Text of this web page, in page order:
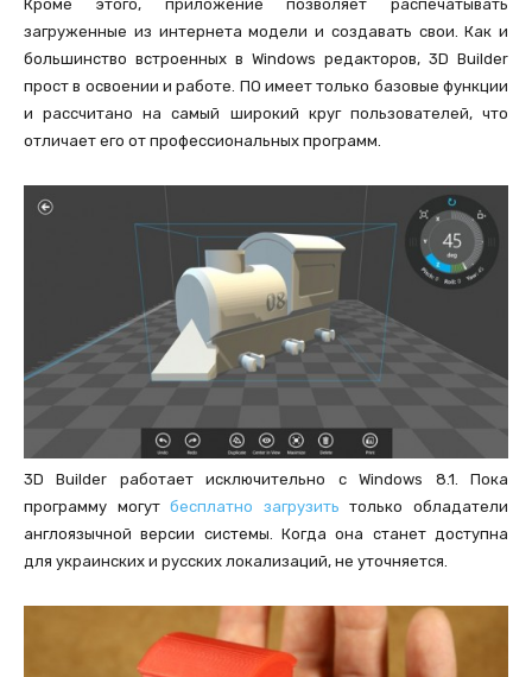
Кроме этого, приложение позволяет распечатывать
загруженные из интернета модели и создавать свои. Как и
большинство встроенных в Windows редакторов, 3D Builder
прост в освоении и работе. ПО имеет только базовые функции
и рассчитано на самый широкий круг пользователей, что
отличает его от профессиональных программ.
3D Builder работает исключительно с Windows 8.1. Пока
программу могутбесплатно загрузить только обладатели
англоязычной версии системы. Когда она станет доступна
для украинских и русских локализаций, не уточняется.